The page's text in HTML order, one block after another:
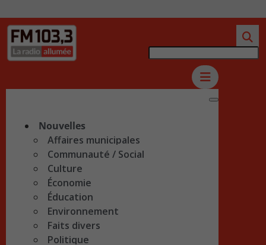
Nouvelles
Affaires municipales
Communauté / Social
Culture
Économie
Éducation
Environnement
Faits divers
Politique